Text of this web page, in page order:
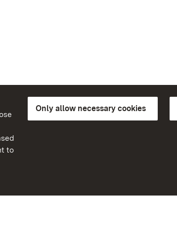
to
Only allow necessary cookies
Wuerttemberg